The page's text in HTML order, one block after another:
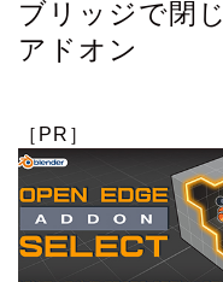
ブリッジで閉
アドオン
［PR］